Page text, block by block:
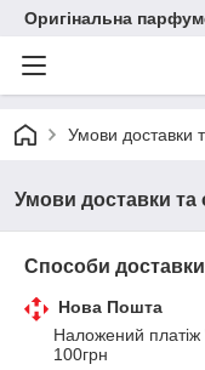
Оригінальна
Умови доставки
Умови доставки та
Способи доставки
Нова Пошта
Наложений
100грн